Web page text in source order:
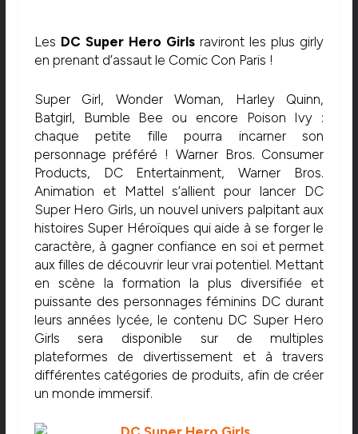
Les DC Super Hero Girls raviront les plus girly
en prenant d’assaut le Comic Con Paris !
Super Girl, Wonder Woman, Harley Quinn,
Batgirl, Bumble Bee ou encore Poison Ivy :
chaque petite fille pourra incarner son
personnage préféré ! Warner Bros. Consumer
Products, DC Entertainment, Warner Bros.
Animation et Mattel s’allient pour lancer DC
Super Hero Girls, un nouvel univers palpitant aux
histoires Super Héroïques qui aide à se forger le
caractère, à gagner confiance en soi et permet
aux filles de découvrir leur vrai potentiel. Mettant
en scène la formation la plus diversifiée et
puissante des personnages féminins DC durant
leurs années lycée, le contenu DC Super Hero
Girls sera disponible sur de multiples
plateformes de divertissement et à travers
différentes catégories de produits, afin de créer
un monde immersif.